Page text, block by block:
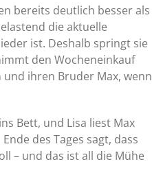
bereits deutlich besser als
die aktuelle
ist. Deshalb springt sie
den Wocheneinkauf
ihren Bruder Max, wenn
Bett, und Lisa liest Max
des Tages sagt, dass
– und das ist all die Mühe